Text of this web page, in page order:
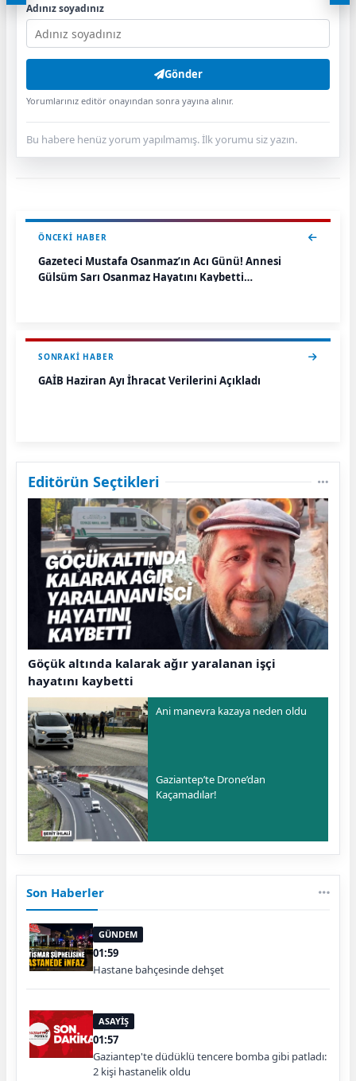
Adınız soyadınız
Gönder
Yorumlarınız editör onayından sonra yayına alınır.
Bu habere henüz yorum yapılmamış. İlk yorumu siz yazın.
ÖNCEKI HABER
Gazeteci Mustafa Osanmaz’ın Acı Günü! Annesi
Gülsüm Sarı Osanmaz Hayatını Kaybetti…
SONRAKI HABER
GAİB Haziran Ayı İhracat Verilerini Açıkladı
Editörün Seçtikleri
Göçük altında kalarak ağır yaralanan işçi
hayatını kaybetti
Ani manevra kazaya neden oldu
Gaziantep’te Drone’dan
Kaçamadılar!
Son Haberler
GÜNDEM
01:59
Hastane bahçesinde dehşet
ASAYİŞ
01:57
Gaziantep'te düdüklü tencere bomba gibi patladı:
2 kişi hastanelik oldu